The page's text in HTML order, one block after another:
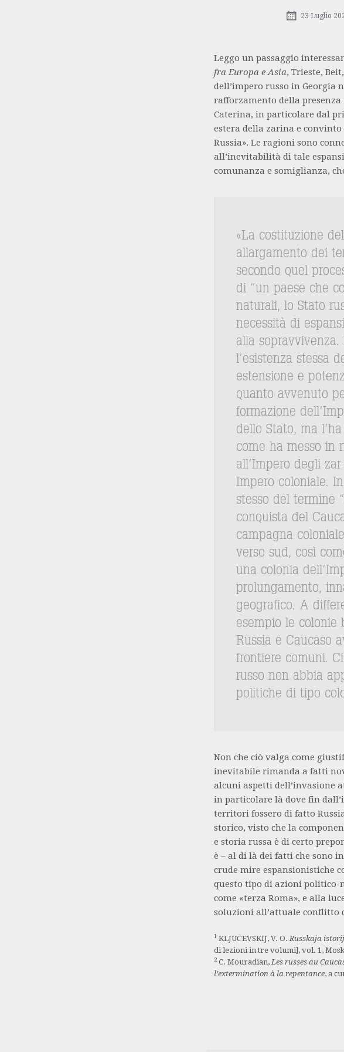
23 Luglio
Leggo un passaggio
fra Europa e Asia, Trieste,
dell’impero russo in Georgia
rafforzamento della presenza
Caterina, in particolare dal
estera della zarina e
Russia». Le ragioni sono
all’inevitabilità di tale
comunanza e somiglianza,
«La costituzione
allargamento dei
secondo quel
di “un paese che
naturali, lo Stato
necessità di
alla
l’esistenza stessa
estensione e
quanto avvenuto
formazione
dello Stato, ma
come ha messo in
all’Impero degli
Impero coloniale.
stesso del termine
conquista del
campagna
verso sud, così
una colonia
prolungamento,
geografico. A
esempio le colonie
Russia e Caucaso
frontiere comuni.
russo non abbia
politiche di tipo
Non che ciò valga come
inevitabile rimanda a fatti
alcuni aspetti dell’invasione
in particolare là dove fin
territori fossero di fatto
storico, visto che la
e storia russa è di certo
è – al di là dei fatti che sono
crude mire espansionistiche
questo tipo di azioni politico-
come «terza Roma», e alla
soluzioni all’attuale conflitto
1 KLJUČEVSKIJ, V. O. Russkaja
di lezioni in tre volumi], vol. 1,
2C. Mouradian, Les russes au
l’extermination à la repentance, a